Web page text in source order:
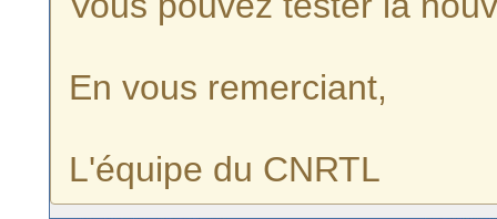
En vous remerciant,
L'équipe du CNRTL